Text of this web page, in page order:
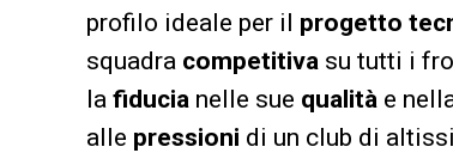
profilo ideale per il progetto
squadra competitiva su tutti i
la fiducia nelle sue qualità e
alle pressioni di un club di